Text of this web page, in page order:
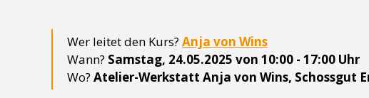
Wer leitet den Kurs? Anja von Wins
Wann? Samstag, 24.05.2025 von 10:00 - 17:00 Uhr
Wo? Atelier-Werkstatt Anja von Wins, Schossgut